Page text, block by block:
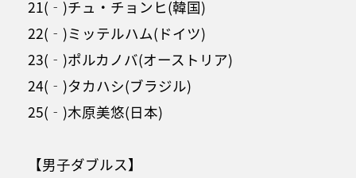
21(‐)チュ・チョンヒ(韓国)
22(‐)ミッテルハム(ドイツ)
23(‐)ポルカノバ(オーストリア)
24(‐)タカハシ(ブラジル)
25(‐)木原美悠(日本)
【男子ダブルス】